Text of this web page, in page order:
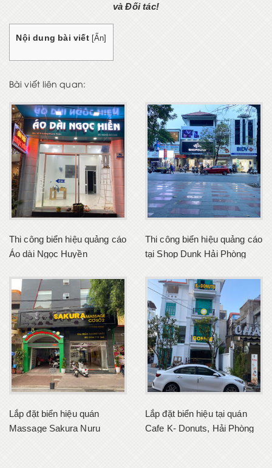
và Đối tác!
Nội dung bài viết [Ẩn]
Bài viết liên quan:
Thi công biển hiệu quảng cáo
Áo dài Ngọc Huyền
Thi công biển hiệu quảng cáo
tại Shop Dunk Hải Phòng
Lắp đặt biển hiệu quán
Massage Sakura Nuru
Lắp đặt biển hiệu tại quán
Cafe K- Donuts, Hải Phòng